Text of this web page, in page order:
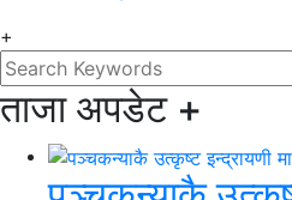
+
ताजा अपडेट +